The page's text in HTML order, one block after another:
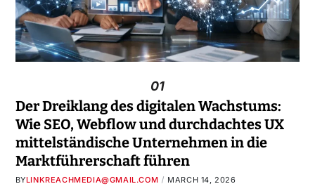
01
Der Dreiklang des digitalen Wachstums:
Wie SEO, Webflow und durchdachtes UX
mittelständische Unternehmen in die
Marktführerschaft führen
BYLINKREACHMEDIA@GMAIL.COM MARCH 14, 2026